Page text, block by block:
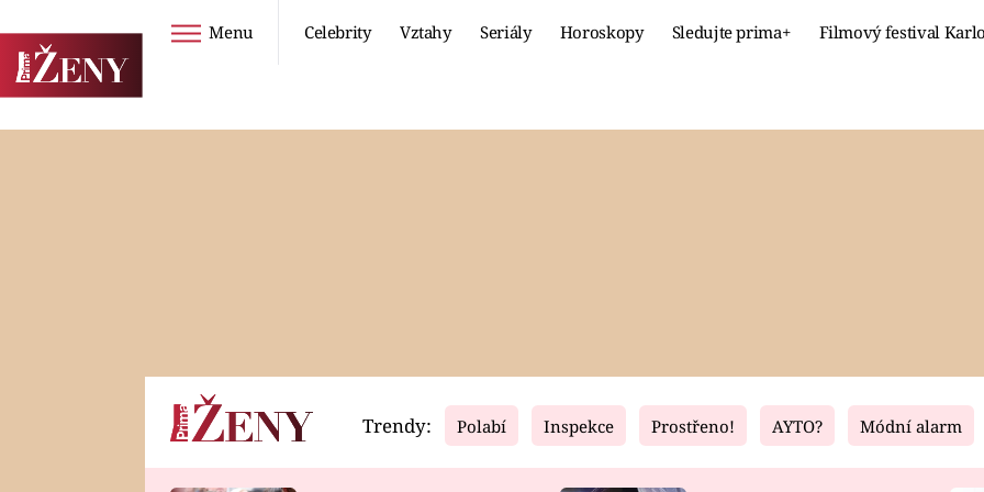
Menu Celebrity Vztahy Seriály Horoskopy Sledujte prima+ Filmový festival
Horoskopy Video Fresh Living
Trendy: Polabí Inspekce Prostřeno! AYTO? Módní alarm